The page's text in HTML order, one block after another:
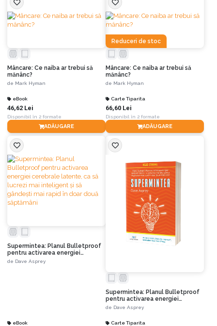
Mâncare: Ce naiba ar trebui să
mănânc?
de Mark Hyman
eBook
46,62 Lei
Disponibil în 2 formate
ADĂUGARE
Reduceri de stoc
Mâncare: Ce naiba ar trebui să
mănânc?
de Mark Hyman
Carte Tiparita
66,60 Lei
Disponibil în 2 formate
ADĂUGARE
Supermintea: Planul Bulletproof
pentru activarea energiei
cerebrale latente, ca să lucrezi
de Dave Asprey
eBook
Supermintea: Planul Bulletproof
pentru activarea energiei
cerebrale latente, ca să lucrezi
de Dave Asprey
Carte Tiparita